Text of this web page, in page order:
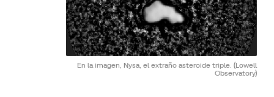
En la imagen, Nysa, el extraño asteroide triple. (Lowell
Observatory)